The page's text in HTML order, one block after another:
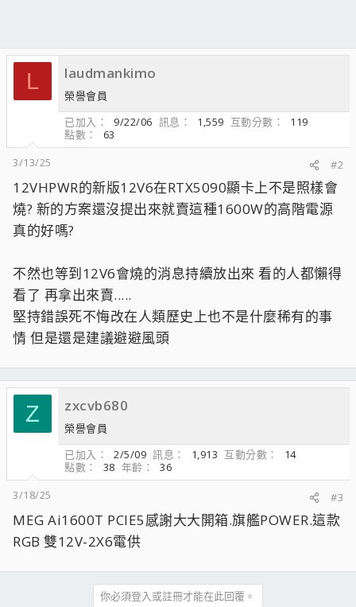
L laudmankimo
榮譽會員
已加入
9/22/06 訊息 1,559 互動分數
119
點數
63
3/13/25
#2
12VHPWR的新版12V6在RTX5090顯卡上不是照樣會
燒? 新的方案還沒提出來就賣這種1600W的高階電源
真的好嗎?
不然也等到12V6會燒的消息持續放出來 看的人都懶得
看了 再拿出來賣.....
堅持錯誤死不悔改在人類歷史上也不是什麼稀有的事
情 但是還是建議避避風頭
Z zxcvb680
榮譽會員
已加入
2/5/09 訊息 1,913 互動分數
14
點數
38 年齡
36
3/18/25
#3
MEG Ai1600T PCIE5感謝大大開箱.旗艦POWER.這款
RGB 雙12V-2X6電供
你必須登入或註冊才能在此回覆。